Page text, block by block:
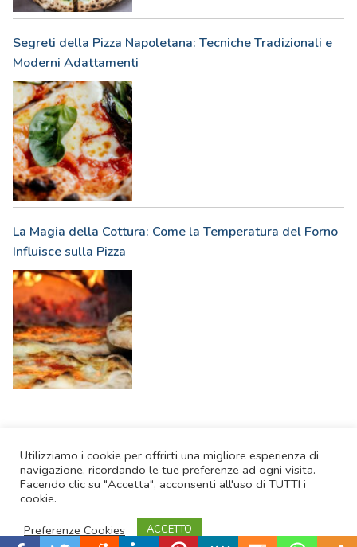
Segreti della Pizza Napoletana: Tecniche Tradizionali e
Moderni Adattamenti
La Magia della Cottura: Come la Temperatura del Forno
Influisce sulla Pizza
Copyright © 2026 Migliorfornopizza.com: I migliori forni per preparare
Pizze super
Utilizziamo i cookie per offrirti una migliore esperienza di
navigazione, ricordando le tue preferenze ad ogni visita.
Facendo clic su "Accetta", acconsenti all'uso di TUTTI i
cookie.
Preferenze Cookies
ACCETTO